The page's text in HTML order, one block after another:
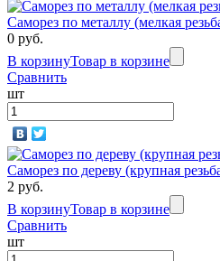
Саморез по металлу (мелкая
0 руб.
В корзинуТовар в корзине
Сравнить
шт
Саморез по дереву (крупная
2 руб.
В корзинуТовар в корзине
Сравнить
шт